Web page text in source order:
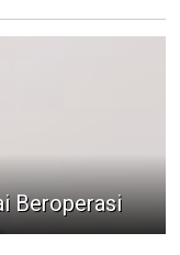
Beroperasi